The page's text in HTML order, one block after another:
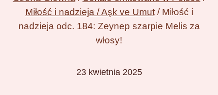
Miłość i nadzieja / Aşk ve Umut / Miłość i
nadzieja odc. 184: Zeynep szarpie Melis za
włosy!
23 kwietnia 2025